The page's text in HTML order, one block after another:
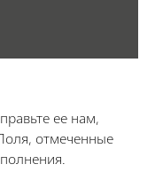
ее нам,
отмеченные